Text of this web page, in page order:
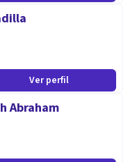
Ver perfil
Abraham